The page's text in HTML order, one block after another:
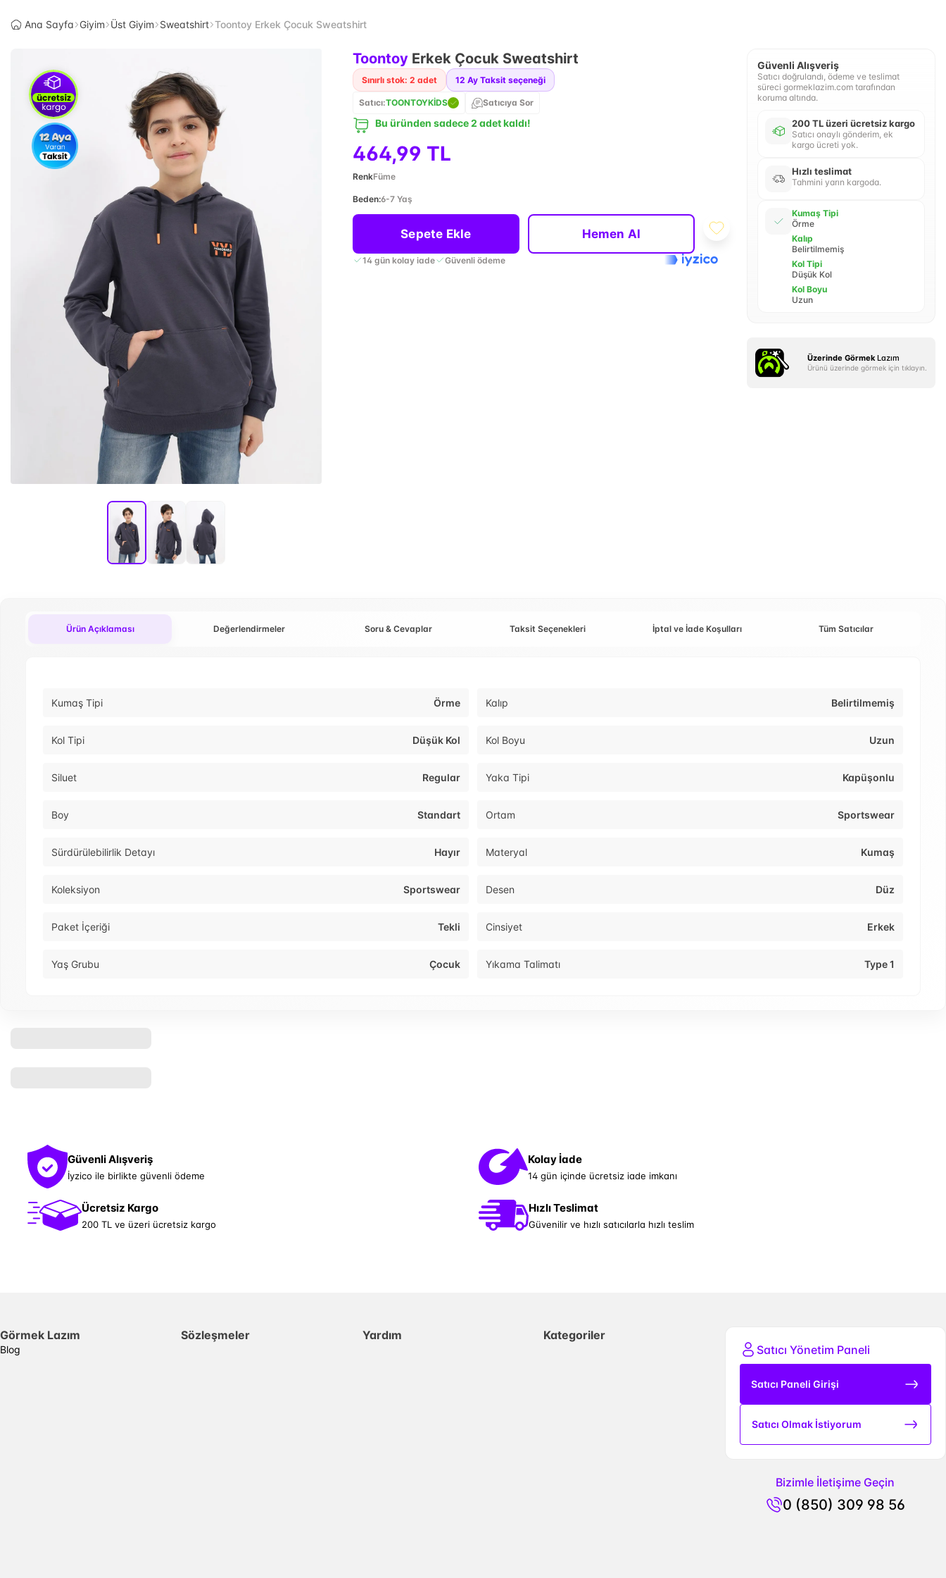
Ana Sayfa Giyim Üst Giyim Sweatshirt Toontoy Erkek Çocuk Sweatshirt
Toontoy Erkek Çocuk Sweatshirt
Sınırlı stok: 2 adet 12 Ay Taksit seçeneği
Satıcı:TOONTOYKİDS Satıcıya Sor
Bu üründen sadece 2 adet kaldı!
464,99 TL
RenkFüme
Beden:6-7 Yaş
Sepete Ekle Hemen Al
14 gün kolay iade Güvenli ödeme
Güvenli Alışveriş
Satıcı doğrulandı, ödeme ve teslimat
süreci gormeklazim.com tarafından
koruma altında.
200 TL üzeri ücretsiz kargo
Satıcı onaylı gönderim, ek
kargo ücreti yok.
Hızlı teslimat
Tahmini yarın kargoda.
Kumaş Tipi
Örme
Kalıp
Belirtilmemiş
Kol Tipi
Düşük Kol
Kol Boyu
Uzun
Üzerinde Görmek Lazım
Ürünü üzerinde görmek için tıklayın.
Ürün Açıklaması Değerlendirmeler Soru & Cevaplar Taksit Seçenekleri İptal ve İade Koşulları Tüm Satıcılar
Kumaş Tipi Örme Kalıp Belirtilmemiş
Kol Tipi Düşük Kol Kol Boyu Uzun
Siluet Regular Yaka Tipi Kapüşonlu
Boy Standart Ortam Sportswear
Sürdürülebilirlik Detayı Hayır Materyal Kumaş
Koleksiyon Sportswear Desen Düz
Paket İçeriği Tekli Cinsiyet Erkek
Yaş Grubu Çocuk Yıkama Talimatı Type 1
Güvenli Alışveriş
İyzico ile birlikte güvenli ödeme
Kolay İade
14 gün içinde ücretsiz iade imkanı
Ücretsiz Kargo
200 TL ve üzeri ücretsiz kargo
Hızlı Teslimat
Güvenilir ve hızlı satıcılarla hızlı teslim
Görmek Lazım
Blog
Sözleşmeler Yardım
Kategoriler
Satıcı Yönetim Paneli
Satıcı Paneli Girişi
Satıcı Olmak İstiyorum
Bizimle İletişime Geçin
0 (850) 309 98 56